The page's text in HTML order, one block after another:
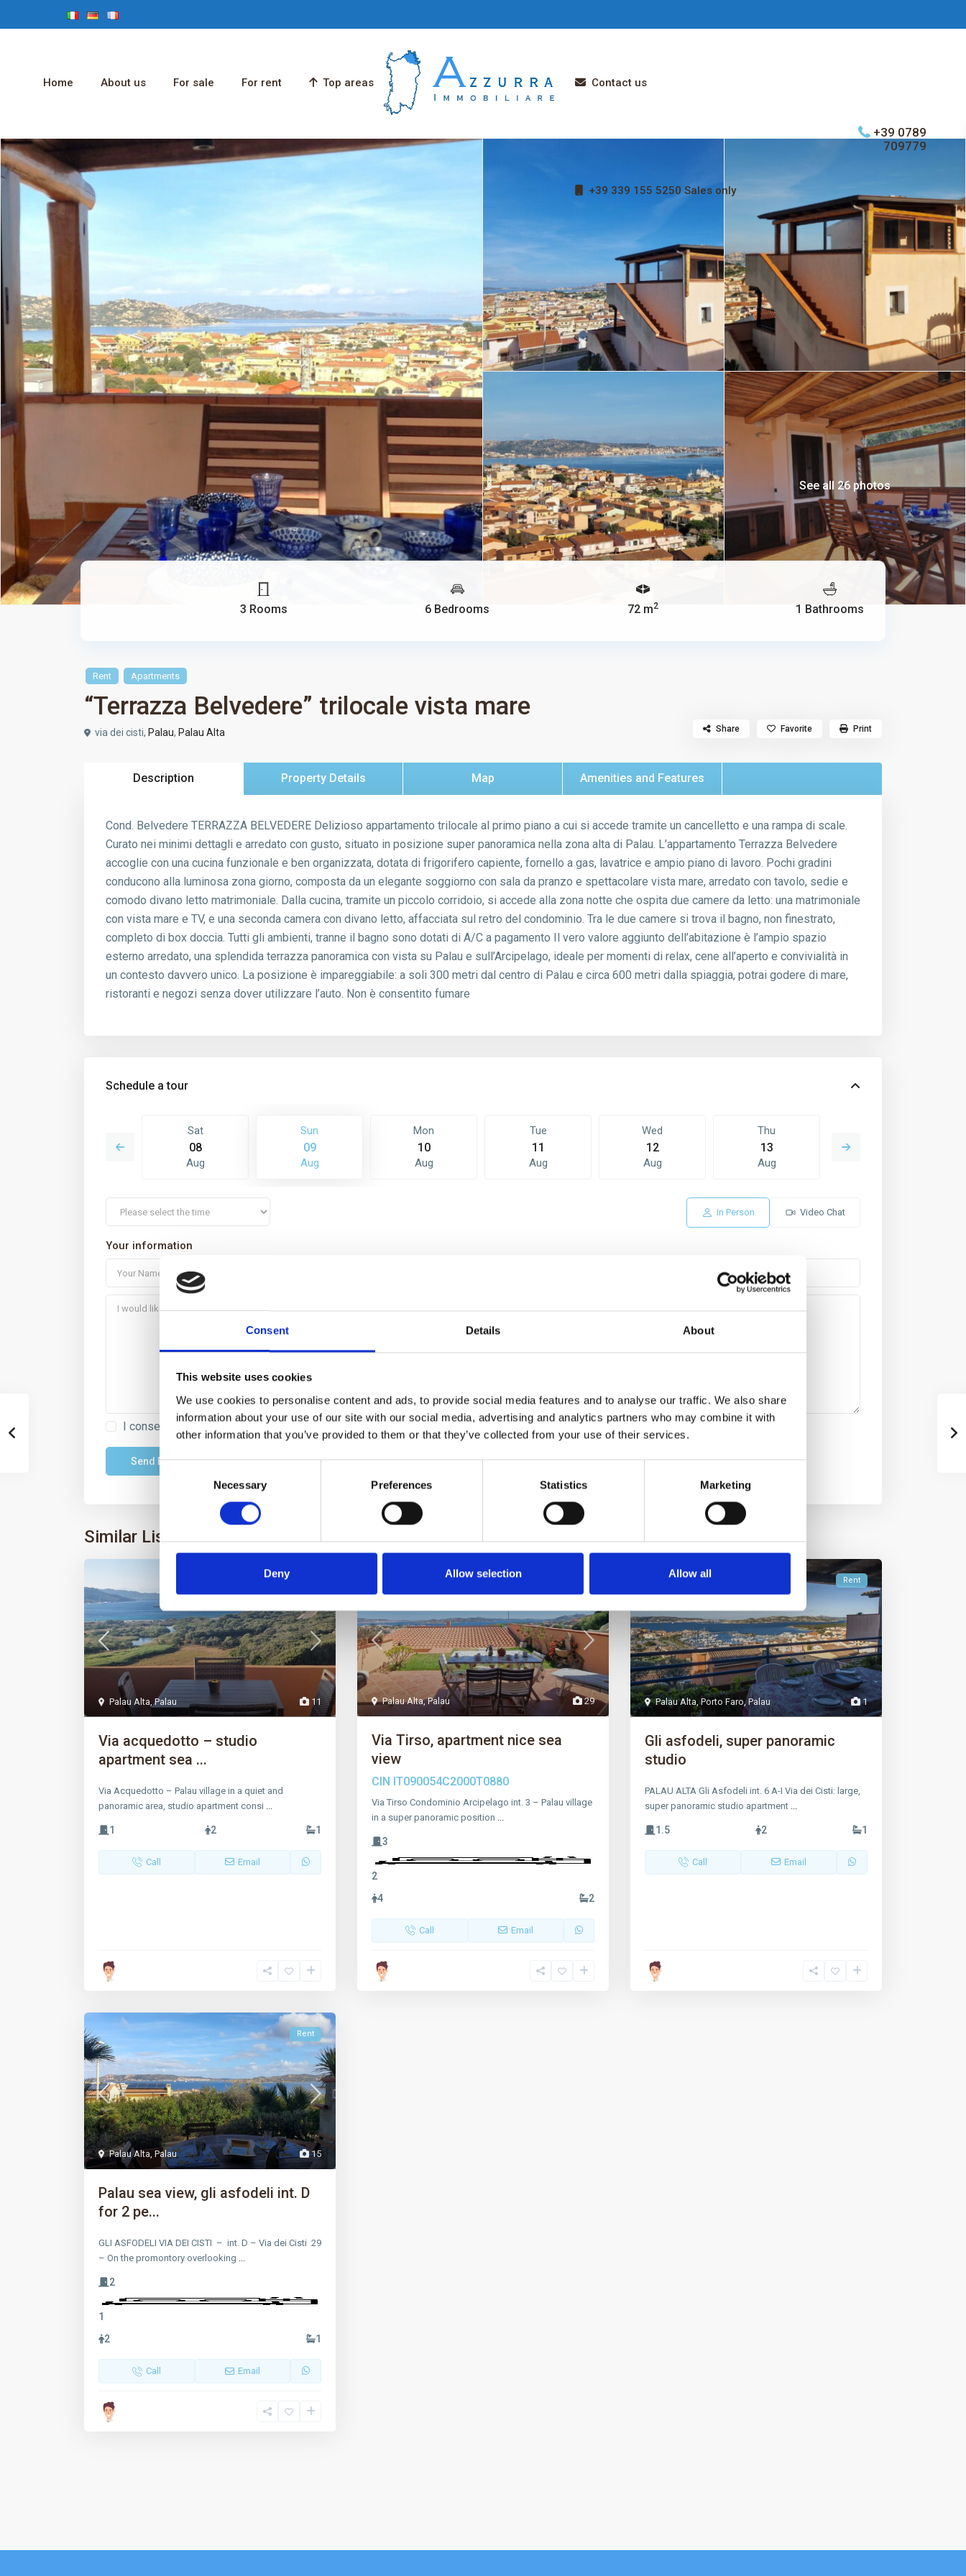
Consent Details About
This website uses cookies
We use cookies to personalise content and ads, to provide social media features and to analyse our traffic. We also share
information about your use of our site with our social media, advertising and analytics partners who may combine it with
other information that you’ve provided to them or that they’ve collected from your use of their services.
Consent
Necessary Preferences Statistics Marketing
Deny Allow selection Allow all
Home About us For sale For rent Top areas Contact us
+39 339 155 5250 Sales only
+39 0789
709779
See all 26 photos
3 Rooms 6 Bedrooms 72 m2 1 Bathrooms
Rent Apartments
“Terrazza Belvedere” trilocale vista mare
via dei cisti, Palau, Palau Alta Share Favorite Print
Description Property Details Map Amenities and Features
Cond. Belvedere TERRAZZA BELVEDERE Delizioso appartamento trilocale al primo piano a cui si accede tramite un cancelletto e una rampa di scale.
Curato nei minimi dettagli e arredato con gusto, situato in posizione super panoramica nella zona alta di Palau. L’appartamento Terrazza Belvedere
accoglie con una cucina funzionale e ben organizzata, dotata di frigorifero capiente, fornello a gas, lavatrice e ampio piano di lavoro. Pochi gradini
conducono alla luminosa zona giorno, composta da un elegante soggiorno con sala da pranzo e spettacolare vista mare, arredato con tavolo, sedie e
comodo divano letto matrimoniale. Dalla cucina, tramite un piccolo corridoio, si accede alla zona notte che ospita due camere da letto: una matrimoniale
con vista mare e TV, e una seconda camera con divano letto, affacciata sul retro del condominio. Tra le due camere si trova il bagno, non finestrato,
completo di box doccia. Tutti gli ambienti, tranne il bagno sono dotati di A/C a pagamento Il vero valore aggiunto dell’abitazione è l’ampio spazio
esterno arredato, una splendida terrazza panoramica con vista su Palau e sull’Arcipelago, ideale per momenti di relax, cene all’aperto e convivialità in
un contesto davvero unico. La posizione è impareggiabile: a soli 300 metri dal centro di Palau e circa 600 metri dalla spiaggia, potrai godere di mare,
ristoranti e negozi senza dover utilizzare l’auto. Non è consentito fumare
Schedule a tour
Sat
08
Aug
Sun
09
Aug
Mon
10
Aug
Tue
11
Aug
Wed
12
Aug
Thu
13
Aug
In Person Video Chat
Your information
I consent to theGDPR Terms
Similar Listings
11
Palau Alta ,Palau
Via acquedotto – studio
apartment sea ...
Via Acquedotto – Palau village in a quiet and
panoramic area, studio apartment consi
1 2 1
Call Email
29
Palau Alta,Palau
Via Tirso, apartment nice sea
view
CIN IT090054C2000T0880
Via Tirso Condominio Arcipelago int. 3 – Palau village
in a super panoramic position
3
2
4
2
Call Email
1
Palau Alta ,Porto Faro,Palau
Rent
Gli asfodeli, super panoramic
studio
PALAU ALTA Gli Asfodeli int. 6 A-I Via dei Cisti: large,
super panoramic studio apartment
1.5 2 1
Call Email
15
Palau Alta, Palau
Rent
Palau sea view, gli asfodeli int. D
for 2 pe...
GLI ASFODELI VIA DEI CISTI – int. D – Via dei Cisti 29
– On the promontory overlooking ...
2
1
2
1
Call Email